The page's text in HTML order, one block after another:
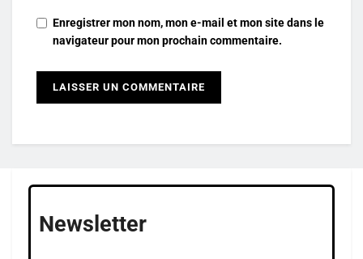
Enregistrer mon nom, mon e-mail et mon site dans le
navigateur pour mon prochain commentaire.
Newsletter